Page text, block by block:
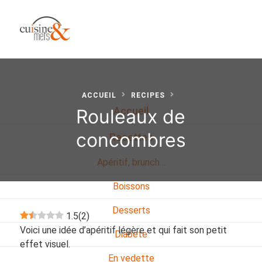
Accueil
Recettes
Apéritif, brunch…
Boissons
Desserts
Diabete
En vedette
ACCUEIL RECIPES
Rouleaux de
concombres
1.5(2)
Voici une idée d’apéritif légère et qui fait son petit
effet visuel.